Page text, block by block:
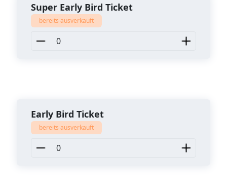
Super Early Bird Ticket
bereits ausverkauft
Early Bird Ticket
bereits ausverkauft